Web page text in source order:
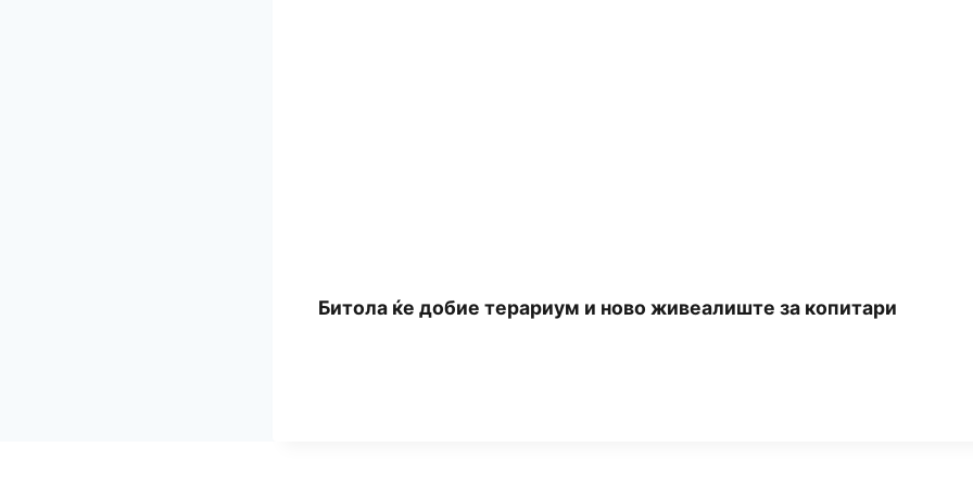
Битола ќе добие терариум и ново живеалиште за копитари